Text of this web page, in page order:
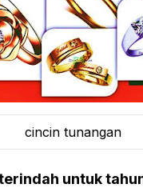
cincin tunangan
untuk